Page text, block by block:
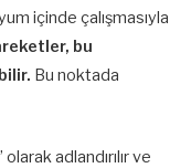
içinde çalışmasıyla
bu
Bu noktada
adlandırılır ve